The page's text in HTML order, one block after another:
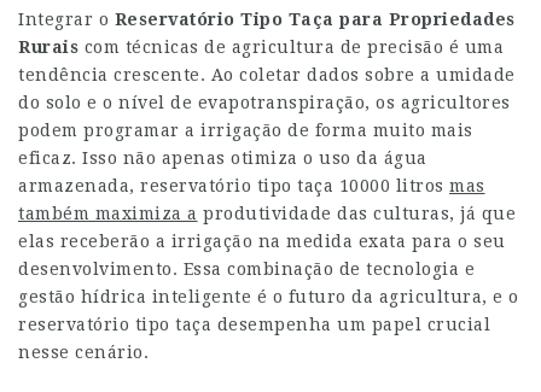
Integrar o Reservatório Tipo Taça para Propriedades
Rurais com técnicas de agricultura de precisão é uma
tendência crescente. Ao coletar dados sobre a umidade
do solo e o nível de evapotranspiração, os agricultores
podem programar a irrigação de forma muito mais
eficaz. Isso não apenas otimiza o uso da água
armazenada, reservatório tipo taça 10000 litros mas
também maximiza a produtividade das culturas, já que
elas receberão a irrigação na medida exata para o seu
desenvolvimento. Essa combinação de tecnologia e
gestão hídrica inteligente é o futuro da agricultura, e o
reservatório tipo taça desempenha um papel crucial
nesse cenário.